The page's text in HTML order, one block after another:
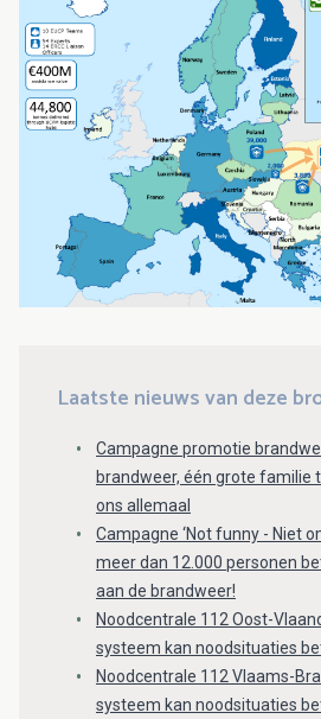
Laatste nieuws van deze
Campagne promotie
brandweer, één grote familie
ons allemaal
Campagne ‘Not funny - Niet
meer dan 12.000 personen
aan de brandweer!
Noodcentrale 112 Oost-
systeem kan noodsituaties
Noodcentrale 112 Vlaams-
systeem kan noodsituaties